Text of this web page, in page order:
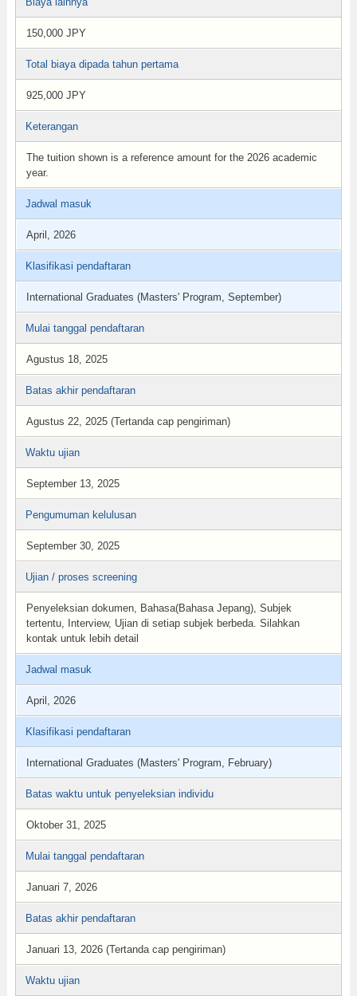
150,000 JPY
Total biaya dipada tahun pertama
925,000 JPY
Keterangan
The tuition shown is a reference amount for the 2026 academic
year.
Jadwal masuk
April, 2026
Klasifikasi pendaftaran
International Graduates (Masters' Program, September)
Mulai tanggal pendaftaran
Agustus 18, 2025
Batas akhir pendaftaran
Agustus 22, 2025 (Tertanda cap pengiriman)
Waktu ujian
September 13, 2025
Pengumuman kelulusan
September 30, 2025
Ujian / proses screening
Penyeleksian dokumen, Bahasa(Bahasa Jepang), Subjek
tertentu, Interview, Ujian di setiap subjek berbeda. Silahkan
kontak untuk lebih detail
Jadwal masuk
April, 2026
Klasifikasi pendaftaran
International Graduates (Masters' Program, February)
Batas waktu untuk penyeleksian individu
Oktober 31, 2025
Mulai tanggal pendaftaran
Januari 7, 2026
Batas akhir pendaftaran
Januari 13, 2026 (Tertanda cap pengiriman)
Waktu ujian